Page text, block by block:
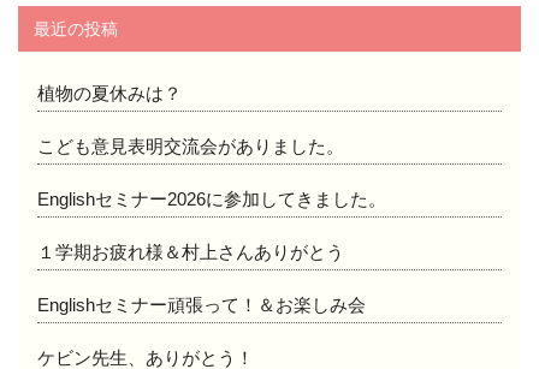
最近の投稿
植物の夏休みは？
こども意見表明交流会がありました。
Englishセミナー2026に参加してきました。
１学期お疲れ様＆村上さんありがとう
Englishセミナー頑張って！＆お楽しみ会
ケビン先生、ありがとう！